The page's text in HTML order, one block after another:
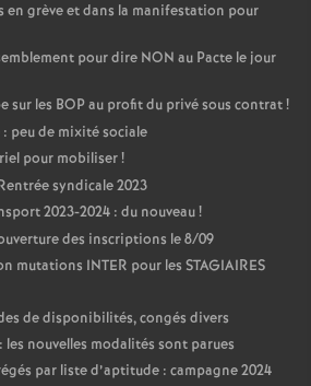
en grève et dans la manifestation pour
pour dire NON au Pacte le jour
sur les BOP au profit du privé sous contrat!
: peu de mixité sociale
pour mobiliser!
syndicale 2023
2023-2024 : du nouveau!
des inscriptions le 8/09
mutations INTER pour les STAGIAIRES
de disponibilités, congés divers
nouvelles modalités sont parues
par liste d’aptitude : campagne 2024